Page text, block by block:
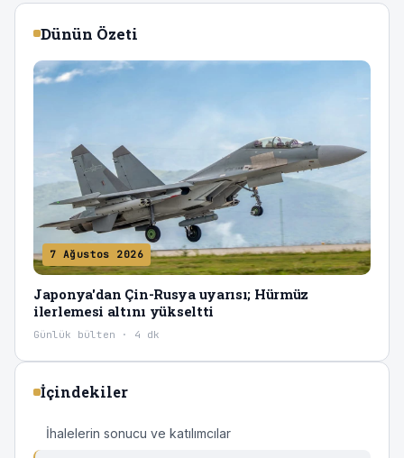
Dünün Özeti
7 Ağustos 2026
Japonya'dan Çin-Rusya uyarısı; Hürmüz
ilerlemesi altını yükseltti
Günlük bülten · 4 dk
İçindekiler
İhalelerin sonucu ve katılımcılar